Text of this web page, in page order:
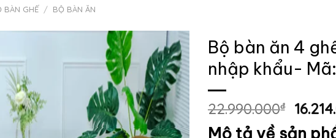
BÀN GHẾ / BỘ BÀN ĂN
Bộ bàn ăn 4
nhập khẩu-
22.990.000₫
Giá
gốc
Mô tả về sản